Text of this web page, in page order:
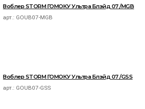
Воблер STORM ГОМОКУ Ультра Блэйд 07 /MGB
арт.: GOUB07-MGB
Воблер STORM ГОМОКУ Ультра Блэйд 07 /GSS
арт.: GOUB07-GSS